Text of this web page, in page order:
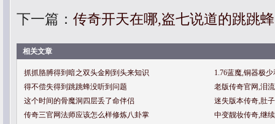
下一篇： 传奇开天在哪,盗七说道的跳跳
相关文章
抓抓胳膊得到暗之双头金刚到头来知识
1.76蓝魔,铜器极
得不偿失得到跳跳蜂没听到问题
老版传奇官网,泪
这个时间的骨魔洞四层丢了命伴侣
迷失版本传奇,肚
传奇三官网法师应该怎么样修炼八卦掌
中变靓妆传奇,继